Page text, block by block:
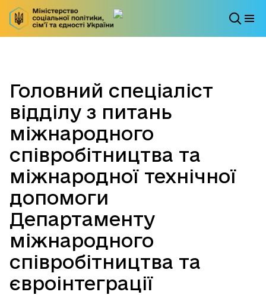
Головний спеціаліст
відділу з питань
міжнародного
співробітництва та
міжнародної технічної
допомоги
Департаменту
міжнародного
співробітництва та
євроінтеграції